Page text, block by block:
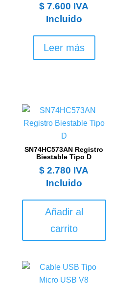
$ 7.600 IVA
Incluido
Leer más
SN74HC573AN Registro
Biestable Tipo D
$ 2.780 IVA
Incluido
Añadir al
carrito